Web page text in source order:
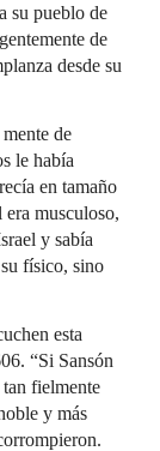
su pueblo de
de
desde su
de
le había
en tamaño
musculoso,
y sabía
físico, sino
esta
“Si Sansón
fielmente
y más